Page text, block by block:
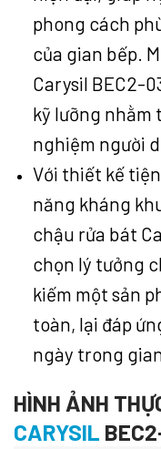
phong cách
của gian bếp.
Carysil BEC2-
kỹ lưỡng nhằm
nghiệm người
Với thiết kế
năng kháng
chậu rửa bát
chọn lý tưởng
kiếm một sản
toàn, lại đáp
ngày trong
HÌNH ẢNH
CARYSIL